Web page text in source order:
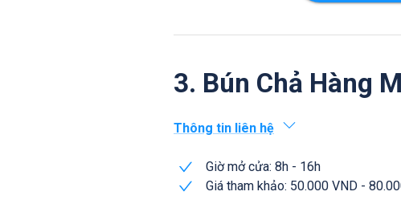
3. Bún Chả Hàng
Thông tin liên hệ
Giờ mở cửa: 8h - 16h
Giá tham khảo: 50.000 VND -